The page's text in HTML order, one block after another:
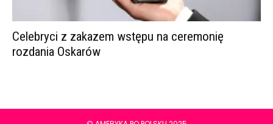
Celebryci z zakazem wstępu na ceremonię
rozdania Oskarów